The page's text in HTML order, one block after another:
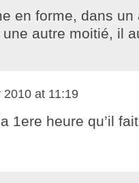
en forme, dans
autre moitié, il
2010 at 11:19
1ere heure qu’il